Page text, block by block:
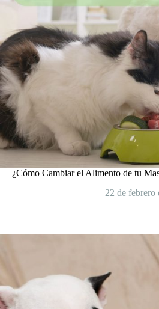
¿Cómo Cambiar el Alimento de tu
22 de febrero